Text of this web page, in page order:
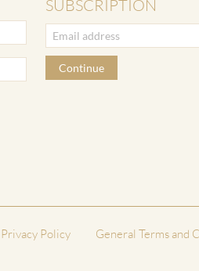
SUBSCRIPTION
Continue
Privacy Policy General Terms and